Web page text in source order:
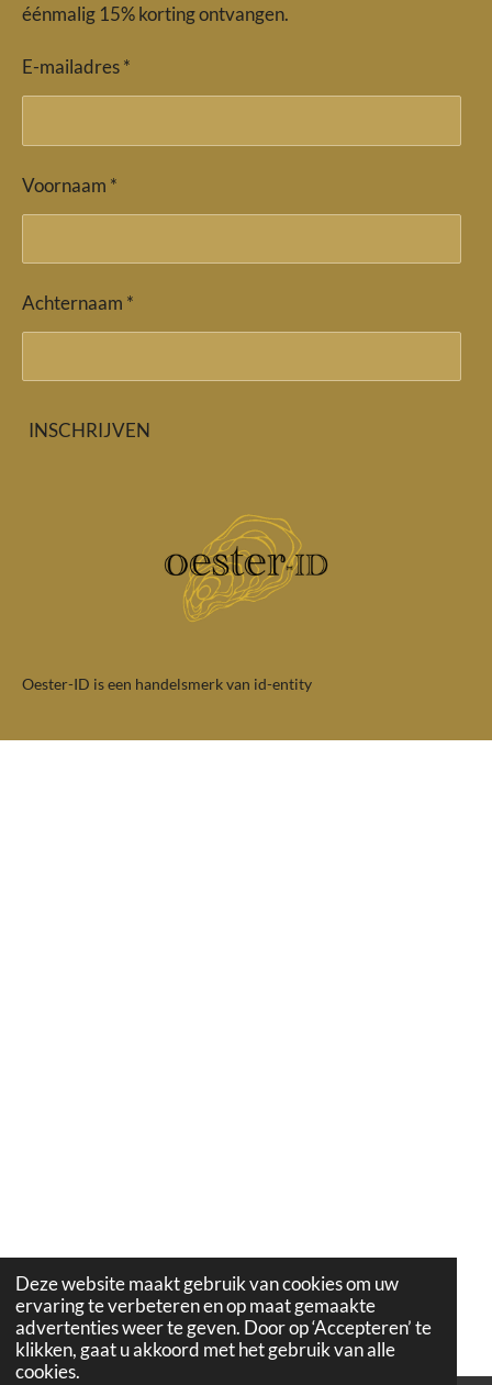
Deze website maakt gebruik van cookies om uw
ervaring te verbeteren en op maat gemaakte
advertenties weer te geven. Door op ‘Accepteren’ te
klikken, gaat u akkoord met het gebruik van alle
cookies.
m
éénmalig 15% korting ontvangen.
E-mailadres *
Voornaam *
Achternaam *
INSCHRIJVEN
Oester-ID is een handelsmerk van id-entity